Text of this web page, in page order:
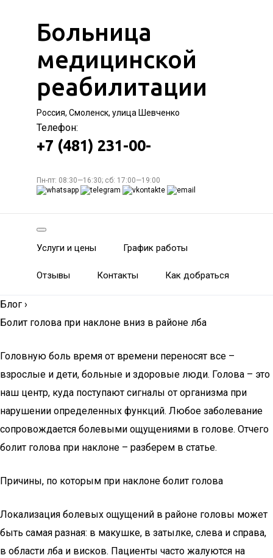
Больница
медицинской
реабилитации
Россия, Смоленск, улица Шевченко
Телефон:
+7 (481) 231-00-
Пн-пт: 08:30—16:30; сб: 17:00—19:00
Услуги и цены График работы
Отзывы Контакты Как добраться
Блог ›
Болит голова при наклоне вниз в районе лба
Головную боль время от времени переносят все –
взрослые и дети, больные и здоровые люди. Голова – это
наш центр, куда поступают сигналы от организма при
нарушении определенных функций. Любое заболевание
сопровождается болевыми ощущениями в голове. Отчего
болит голова при наклоне – разберем в статье.
Причины, по которым при наклоне болит голова
Локализация болевых ощущений в районе головы может
быть самая разная: в макушке, в затылке, слева и справа,
в области лба и висков. Пациенты часто жалуются на